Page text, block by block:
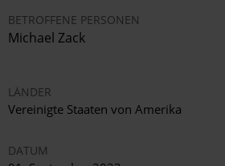
BETROFFENE PERSONEN
Michael Zack
LÄNDER
Vereinigte Staaten von Amerika
DATUM